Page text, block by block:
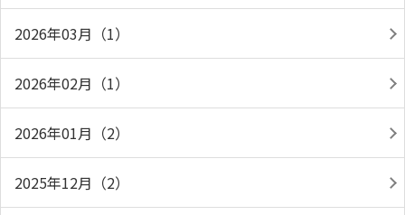
2026年03月（1）
2026年02月（1）
2026年01月（2）
2025年12月（2）